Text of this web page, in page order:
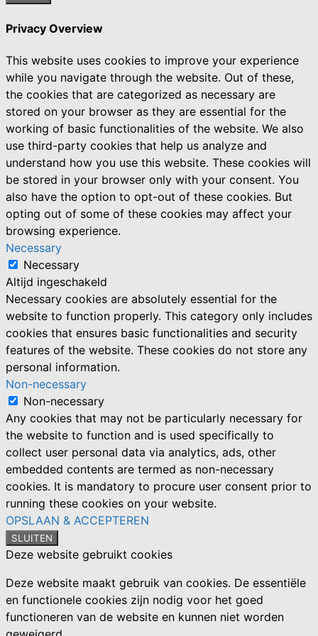
Privacy Overview
This website uses cookies to improve your experience
while you navigate through the website. Out of these,
the cookies that are categorized as necessary are
stored on your browser as they are essential for the
working of basic functionalities of the website. We also
use third-party cookies that help us analyze and
understand how you use this website. These cookies will
be stored in your browser only with your consent. You
also have the option to opt-out of these cookies. But
opting out of some of these cookies may affect your
browsing experience.
Necessary
Necessary
Altijd ingeschakeld
Necessary cookies are absolutely essential for the
website to function properly. This category only includes
cookies that ensures basic functionalities and security
features of the website. These cookies do not store any
personal information.
Non-necessary
Non-necessary
Any cookies that may not be particularly necessary for
the website to function and is used specifically to
collect user personal data via analytics, ads, other
embedded contents are termed as non-necessary
cookies. It is mandatory to procure user consent prior to
running these cookies on your website.
OPSLAAN & ACCEPTEREN
SLUITEN
Deze website gebruikt cookies
Deze website maakt gebruik van cookies. De essentiële
en functionele cookies zijn nodig voor het goed
functioneren van de website en kunnen niet worden